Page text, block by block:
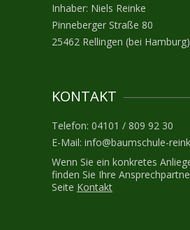
Inhaber: Niels Reinke
Pinneberger Straße 80
25462 Rellingen (bei Hamburg)
KONTAKT
Telefon: 04101 / 809 92 30
E-Mail: info@baumschule-
Wenn Sie ein konkretes
finden Sie Ihre
Seite Kontakt